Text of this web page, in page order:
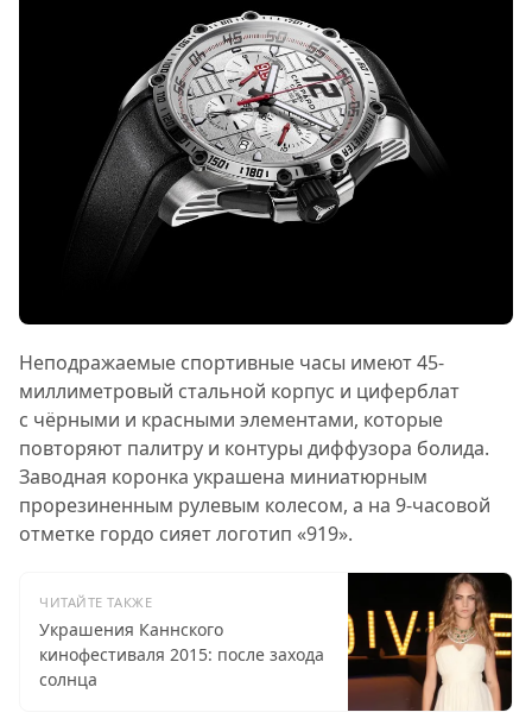
Неподражаемые спортивные часы имеют 45-
миллиметровый стальной корпус и циферблат
с чёрными и красными элементами, которые
повторяют палитру и контуры диффузора болида.
Заводная коронка украшена миниатюрным
прорезиненным рулевым колесом, а на 9-часовой
отметке гордо сияет логотип «919».
ЧИТАЙТЕ ТАКЖЕ
Украшения Каннского
кинофестиваля 2015: после захода
солнца